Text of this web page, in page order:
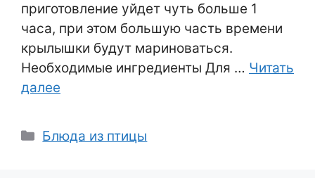
приготовление уйдет чуть больше 1
часа, при этом большую часть времени
крылышки будут мариноваться.
Необходимые ингредиенты Для … Читать
далее
Рубрики
Блюда из птицы